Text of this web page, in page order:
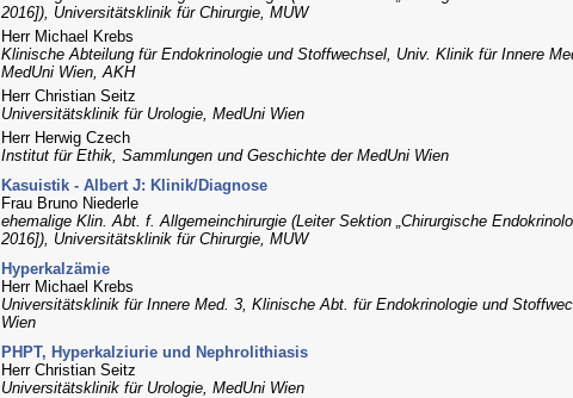
2016]), Universitätsklinik für Chirurgie, MUW
Herr Michael Krebs
Klinische Abteilung für Endokrinologie und Stoffwechsel, Univ. Klinik für Innere
MedUni Wien, AKH
Herr Christian Seitz
Universitätsklinik für Urologie, MedUni Wien
Herr Herwig Czech
Institut für Ethik, Sammlungen und Geschichte der MedUni Wien
Kasuistik - Albert J: Klinik/Diagnose
Frau Bruno Niederle
ehemalige Klin. Abt. f. Allgemeinchirurgie (Leiter Sektion „Chirurgische
2016]), Universitätsklinik für Chirurgie, MUW
Hyperkalzämie
Herr Michael Krebs
Universitätsklinik für Innere Med. 3, Klinische Abt. für Endokrinologie und
Wien
PHPT, Hyperkalziurie und Nephrolithiasis
Herr Christian Seitz
Universitätsklinik für Urologie, MedUni Wien